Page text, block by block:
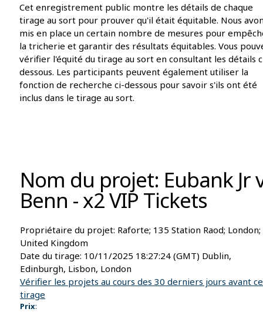
Cet enregistrement public montre les détails de chaque
tirage au sort pour prouver qu'il était équitable. Nous
mis en place un certain nombre de mesures pour
la tricherie et garantir des résultats équitables. Vous
vérifier l'équité du tirage au sort en consultant les détails
dessous. Les participants peuvent également utiliser la
fonction de recherche ci-dessous pour savoir s'ils ont été
inclus dans le tirage au sort.
Nom du projet: Eubank Jr
Benn - x2 VIP Tickets
Propriétaire du projet: Raforte; 135 Station Raod; London;
United Kingdom
Date du tirage: 10/11/2025 18:27:24 (GMT) Dublin,
Edinburgh, Lisbon, London
Vérifier les projets au cours des 30 derniers jours avant ce
tirage
Prix: